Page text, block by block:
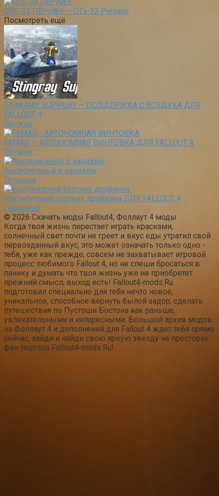
OTS-33 ПЕРНАЧ — OTs-33 Pernach
Посмотреть ещё
STINGRAY SUPPORT — ПОДДЕРЖКА С ВОЗДУХА ДЛЯ
FALLOUT 4
Оружие
FAMAS — АВТОНОМНАЯ ВИНТОВКА ДЛЯ FALLOUT 4
Оружие
Заключенный в кандалы
Локации
Институтский охотник дробилка ДЛЯ FALLOUT 4
Геймплей
© 2026 Скачать моды Fallout4, Фоллаут 4 моды
Когда твоя жизнь перестает играть красками,
солнечный свет почти не греет и вкус еды утратил свой
первозданный вкус, это может означать только одно -
тебя, уже как прежде, совсем не захватывает игровой
процесс любимого Fallout 4, но не спеши бросаться в
панику и думать что твоя жизнь уже не приобретет
прежний смысл, выход есть! Fallout4-mods.Ru
подготовил специально для тебя нечто новое,
уникальное, способное вернуть былой задор, сделать
путешествия по Пустоши Бостона как раньше,
увлекательными и интересными. Большой архив модов
на Фоллаут 4 и дополнений для Fallout 4 ждет тебя прямо
сейчас, зайди и найди свою яркую звезду на просторах
фан-портала Fallout4-mods.Ru!